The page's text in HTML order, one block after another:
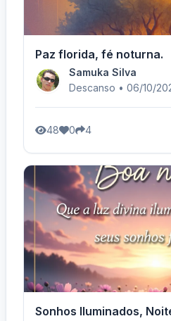
Paz florida, fé noturna.
Samuka Silva
Descanso • 06/10/
48 0 4
Sonhos Iluminados,